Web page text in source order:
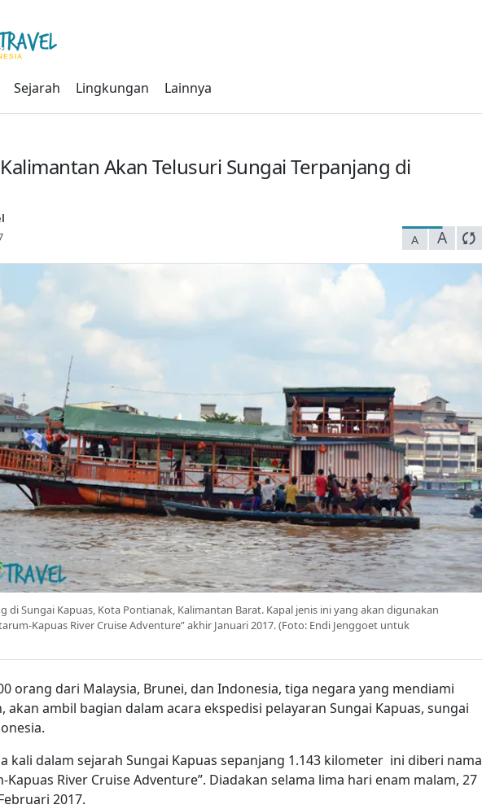
Sejarah Lingkungan Lainnya
Akan Telusuri Sungai Terpanjang di
A A
di Sungai Kapuas, Kota Pontianak, Kalimantan Barat. Kapal jenis ini yang akan digunakan
Kapuas River Cruise Adventure” akhir Januari 2017. (Foto: Endi Jenggoet untuk
orang dari Malaysia, Brunei, dan Indonesia, tiga negara yang mendiami
akan ambil bagian dalam acara ekspedisi pelayaran Sungai Kapuas, sungai
kali dalam sejarah Sungai Kapuas sepanjang 1.143 kilometer ini diberi nama
Kapuas River Cruise Adventure”. Diadakan selama lima hari enam malam, 27
2017.